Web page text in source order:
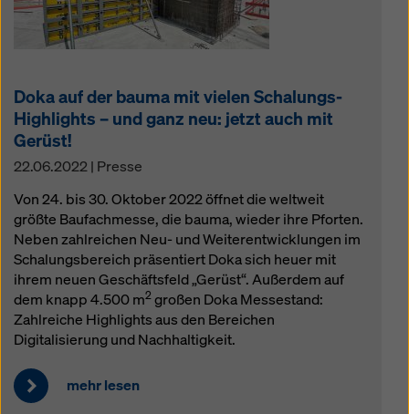
Doka auf der bauma mit vielen Schalungs-
Highlights – und ganz neu: jetzt auch mit
Gerüst!
22.06.2022 | Presse
Von 24. bis 30. Oktober 2022 öffnet die weltweit
größte Baufachmesse, die bauma, wieder ihre Pforten.
Neben zahlreichen Neu- und Weiterentwicklungen im
Schalungsbereich präsentiert Doka sich heuer mit
ihrem neuen Geschäftsfeld „Gerüst“. Außerdem auf
dem knapp 4.500 m2 großen Doka Messestand:
Zahlreiche Highlights aus den Bereichen
Digitalisierung und Nachhaltigkeit.
mehr lesen